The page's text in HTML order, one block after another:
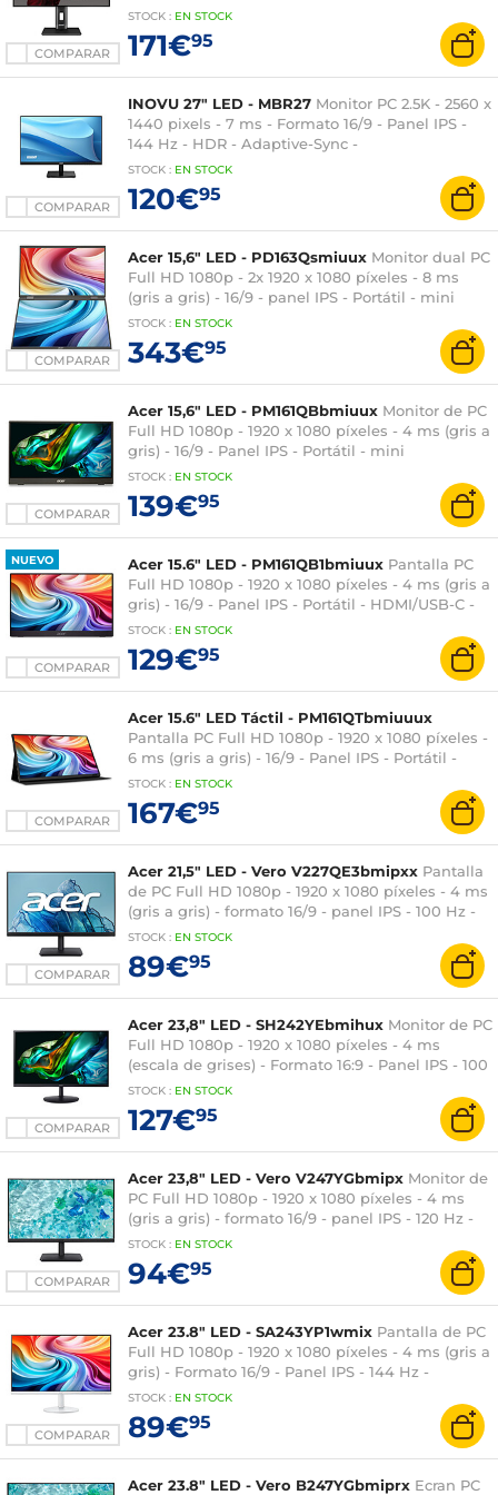
COMPARAR
Pivotante - Altavoces - Negro
STOCK : EN STOCK
171€95
COMPARAR
INOVU 27" LED - MBR27 Monitor PC 2.5K - 2560 x
1440 pixels - 7 ms - Formato 16/9 - Panel IPS -
144 Hz - HDR - Adaptive-Sync -
HDMI/DisplayPort - Negro
STOCK : EN STOCK
120€95
COMPARAR
Acer 15,6" LED - PD163Qsmiuux Monitor dual PC
Full HD 1080p - 2x 1920 x 1080 píxeles - 8 ms
(gris a gris) - 16/9 - panel IPS - Portátil - mini
HDMI/USB-C - Negro
STOCK : EN STOCK
343€95
COMPARAR
Acer 15,6" LED - PM161QBbmiuux Monitor de PC
Full HD 1080p - 1920 x 1080 píxeles - 4 ms (gris a
gris) - 16/9 - Panel IPS - Portátil - mini
HDMI/USB-C - Negro
STOCK : EN STOCK
139€95
NUEVO
COMPARAR
Acer 15.6" LED - PM161QB1bmiuux Pantalla PC
Full HD 1080p - 1920 x 1080 píxeles - 4 ms (gris a
gris) - 16/9 - Panel IPS - Portátil - HDMI/USB-C -
Negro
STOCK : EN STOCK
129€95
COMPARAR
Acer 15.6" LED Táctil - PM161QTbmiuuux
Pantalla PC Full HD 1080p - 1920 x 1080 píxeles -
6 ms (gris a gris) - 16/9 - Panel IPS - Portátil -
mini HDMI/USB-C - Negro
STOCK : EN STOCK
167€95
COMPARAR
Acer 21,5" LED - Vero V227QE3bmipxx Pantalla
de PC Full HD 1080p - 1920 x 1080 píxeles - 4 ms
(gris a gris) - formato 16/9 - panel IPS - 100 Hz -
FreeSync - HDMI/DisplayPort/VGA - Altavoces -
STOCK : EN STOCK
89€95
COMPARAR
Acer 23,8" LED - SH242YEbmihux Monitor de PC
Full HD 1080p - 1920 x 1080 píxeles - 4 ms
(escala de grises) - Formato 16:9 - Panel IPS - 100
Hz - FreeSync - HDMI/USB-C - Ajuste de altura -
STOCK : EN STOCK
127€95
COMPARAR
Acer 23,8" LED - Vero V247YGbmipx Monitor de
PC Full HD 1080p - 1920 x 1080 píxeles - 4 ms
(gris a gris) - formato 16/9 - panel IPS - 120 Hz -
Adaptive-Sync - HDMI/DisplayPort/VGA -
Altavoces - Negro
STOCK : EN STOCK
94€95
COMPARAR
Acer 23.8" LED - SA243YP1wmix Pantalla de PC
Full HD 1080p - 1920 x 1080 píxeles - 4 ms (gris a
gris) - Formato 16/9 - Panel IPS - 144 Hz -
FreeSync - HDMI/VGA - Altavoces - Blanco
STOCK : EN STOCK
89€95
Acer 23.8" LED - Vero B247YGbmiprx Ecran PC